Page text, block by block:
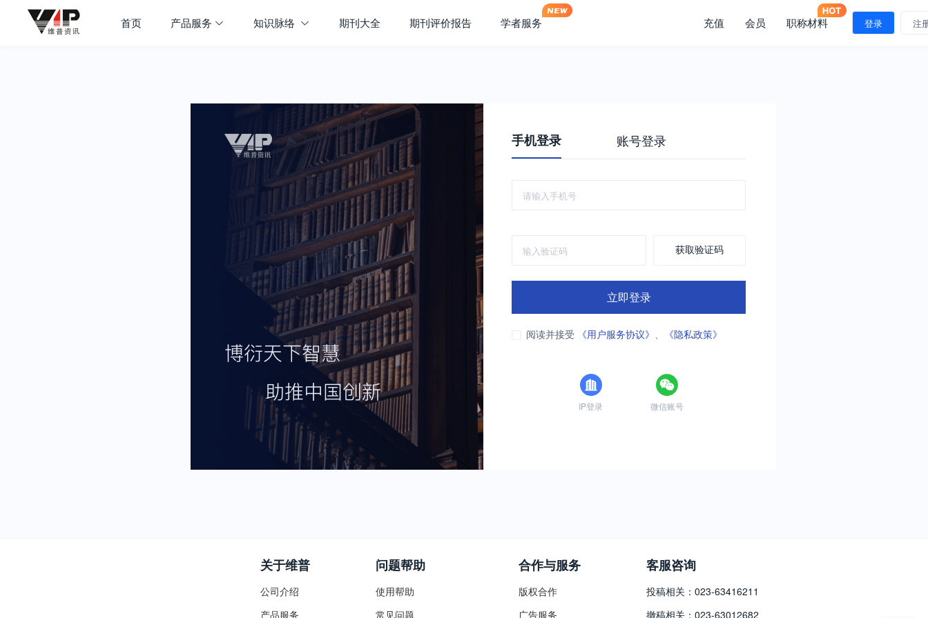
首页 产品服务 知识脉络 期刊大全 期刊评价报告 学者服务 充值 会员 职称材料 登录 注
手机登录 账号登录
获取验证码
立即登录
阅读并接受 《用户服务协议》 、 《隐私政策》
IP登录 微信账号
关于维普
公司介绍
产品服务
问题帮助
使用帮助
常见问题
合作与服务
版权合作
广告服务
客服咨询
投稿相关：023-63416211
撤稿相关：023-63012682